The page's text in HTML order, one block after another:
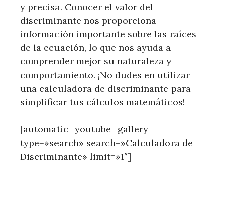
y precisa. Conocer el valor del
discriminante nos proporciona
información importante sobre las raíces
de la ecuación, lo que nos ayuda a
comprender mejor su naturaleza y
comportamiento. ¡No dudes en utilizar
una calculadora de discriminante para
simplificar tus cálculos matemáticos!
[automatic_youtube_gallery
type=»search» search=»Calculadora de
Discriminante» limit=»1″]